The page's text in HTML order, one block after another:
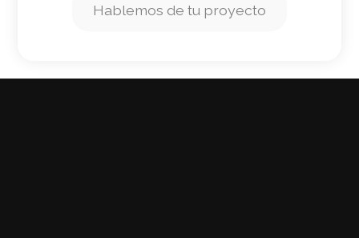
Hablemos de tu proyecto